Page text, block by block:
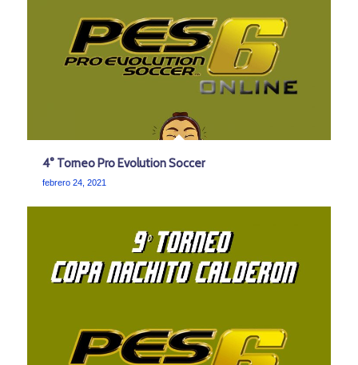
4° Torneo Pro Evolution Soccer
febrero 24, 2021